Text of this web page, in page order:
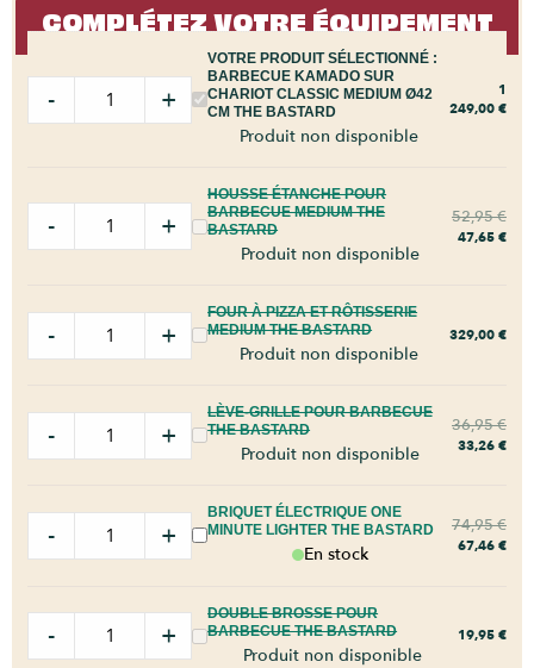
COMPLÉTEZ VOTRE ÉQUIPEMENT
VOTRE PRODUIT SÉLECTIONNÉ :
BARBECUE KAMADO SUR
CHARIOT CLASSIC MEDIUM Ø42
CM THE BASTARD
Produit non disponible
- +
1
249,00 €
HOUSSE ÉTANCHE POUR
BARBECUE MEDIUM THE
BASTARD
Produit non disponible
- + 52,95€
47,65 €
FOUR À PIZZA ET RÔTISSERIE
MEDIUM THE BASTARD
Produit non disponible
- + 329,00 €
LÈVE-GRILLE POUR BARBECUE
THE BASTARD
Produit non disponible
- + 36,95€
33,26 €
BRIQUET ÉLECTRIQUE ONE
MINUTE LIGHTER THE BASTARD
En stock
- + 74,95€
67,46 €
DOUBLE BROSSE POUR
BARBECUE THE BASTARD
Produit non disponible
- + 19,95 €